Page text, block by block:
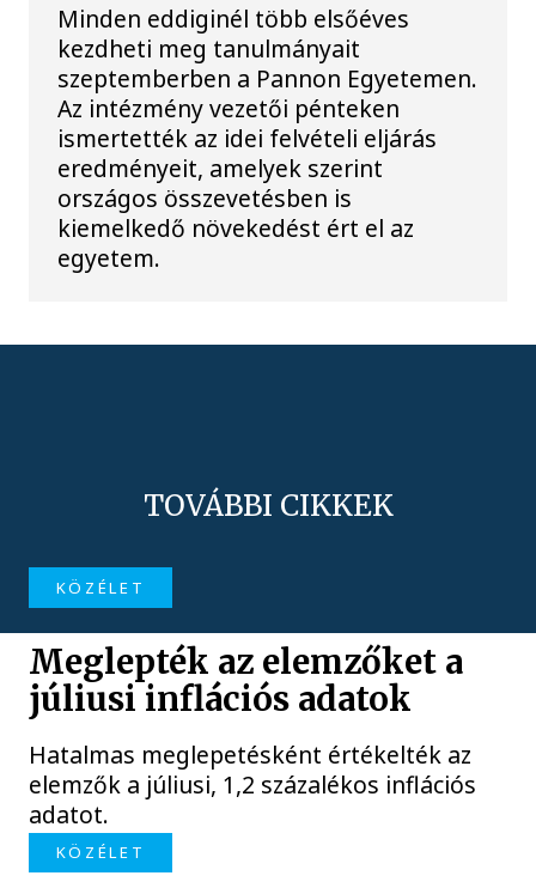
Minden eddiginél több elsőéves
kezdheti meg tanulmányait
szeptemberben a Pannon Egyetemen.
Az intézmény vezetői pénteken
ismertették az idei felvételi eljárás
eredményeit, amelyek szerint
országos összevetésben is
kiemelkedő növekedést ért el az
egyetem.
TOVÁBBI CIKKEK
KÖZÉLET
Meglepték az elemzőket a
júliusi inflációs adatok
Hatalmas meglepetésként értékelték az
elemzők a júliusi, 1,2 százalékos inflációs
adatot.
KÖZÉLET